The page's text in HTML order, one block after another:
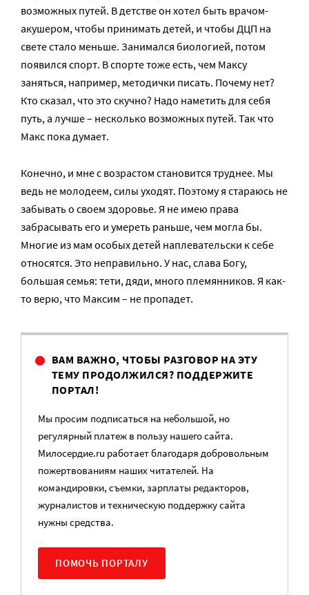
возможных путей. В детстве он хотел быть врачом-
акушером, чтобы принимать детей, и чтобы ДЦП на
свете стало меньше. Занимался биологией, потом
появился спорт. В спорте тоже есть, чем Максу
заняться, например, методички писать. Почему нет?
Кто сказал, что это скучно? Надо наметить для себя
путь, а лучше – несколько возможных путей. Так что
Макс пока думает.
Конечно, и мне с возрастом становится труднее. Мы
ведь не молодеем, силы уходят. Поэтому я стараюсь не
забывать о своем здоровье. Я не имею права
забрасывать его и умереть раньше, чем могла бы.
Многие из мам особых детей наплевательски к себе
относятся. Это неправильно. У нас, слава Богу,
большая семья: тети, дяди, много племянников. Я как-
то верю, что Максим – не пропадет.
ВАМ ВАЖНО, ЧТОБЫ РАЗГОВОР НА ЭТУ
ТЕМУ ПРОДОЛЖИЛСЯ? ПОДДЕРЖИТЕ
ПОРТАЛ!
Мы просим подписаться на небольшой, но
регулярный платеж в пользу нашего сайта.
Милосердие.ru работает благодаря добровольным
пожертвованиям наших читателей. На
командировки, съемки, зарплаты редакторов,
журналистов и техническую поддержку сайта
нужны средства.
ПОМОЧЬ ПОРТАЛУ